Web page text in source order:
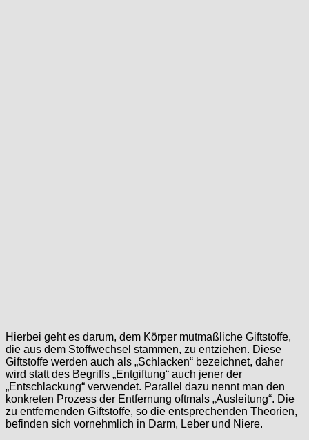
Hierbei geht es darum, dem Körper mutmaßliche Giftstoffe,
die aus dem Stoffwechsel stammen, zu entziehen. Diese
Giftstoffe werden auch als „Schlacken“ bezeichnet, daher
wird statt des Begriffs „Entgiftung“ auch jener der
„Entschlackung“ verwendet. Parallel dazu nennt man den
konkreten Prozess der Entfernung oftmals „Ausleitung“. Die
zu entfernenden Giftstoffe, so die entsprechenden Theorien,
befinden sich vornehmlich in Darm, Leber und Niere.